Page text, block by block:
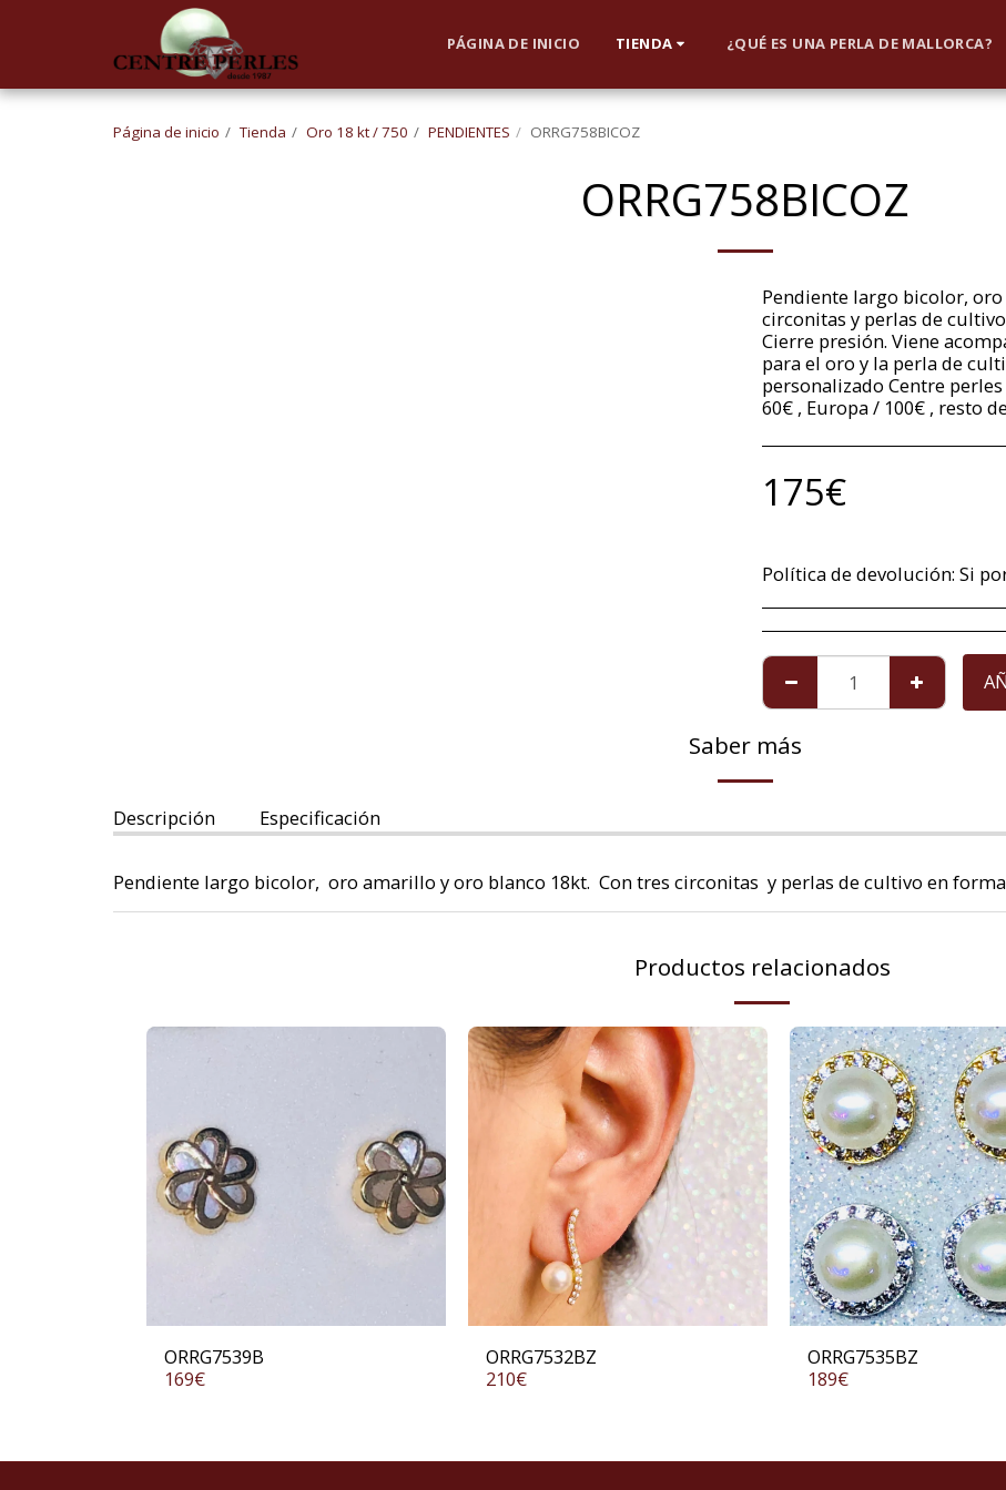
PÁGINA DE INICIO TIENDA ¿QUÉ ES UNA PERLA DE MALLORCA?
Página de inicio Tienda Oro 18 kt / 750 PENDIENTES ORRG758BICOZ
ORRG758BICOZ
Pendiente largo bicolor,
circonitas y perlas de
Cierre presión. Viene
para el oro y la perla de
personalizado Centre
60€ , Europa / 100€ , resto
175€
Política de devolución: Si por alguna excepcional situación no está satisfech@ con el artículo que le hemos mandado, tiene un plazo máximo de 14 días a contar a partir de la fecha de entrega , para devolverlo.
Saber más
Descripción Especificación
Pendiente largo bicolor, oro amarillo y oro blanco 18kt. Con tres circonitas y perlas de cultivo en
Productos relacionados
ORRG7539B
169€
ORRG7532BZ
210€
ORRG7535BZ
189€